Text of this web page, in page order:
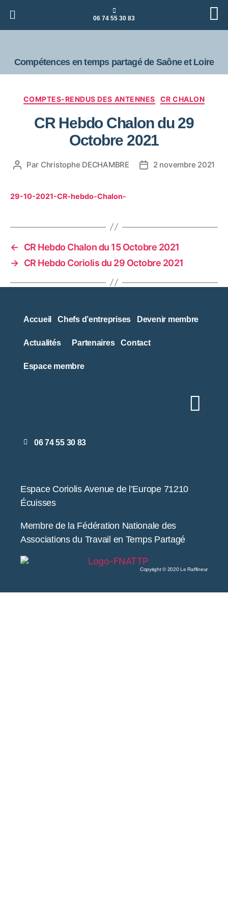
06 74 55 30 83
Compétences en temps partagé de Saône et Loire
COMPTES-RENDUS DES ANTENNES CR CHALON
CR Hebdo Chalon du 29
Octobre 2021
Par Christophe DECHAMBRE 2 novembre 2021
29-10-2021-CR-hebdo-Chalon-
←
CR Hebdo Chalon du 15 Octobre 2021
→ CR Hebdo Coriolis du 29 Octobre 2021
Accueil Chefs d’entreprises Devenir membre
Actualités Partenaires Contact
Espace membre
06 74 55 30 83
Espace Coriolis Avenue de l’Europe 71210
Écuisses
Membre de la Fédération Nationale des
Associations du Travail en Temps Partagé
Copyright © 2020 Le Raffineur